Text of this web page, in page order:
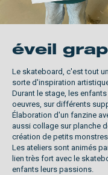
éveil
Le skateboard, c'est tout
sorte d'inspiration
Durant le stage, les
oeuvres, sur différents
Élaboration d'un fanzine
aussi collage sur planche
création de petits
Les ateliers sont animés
lien très fort avec le
enfants leurs passions.